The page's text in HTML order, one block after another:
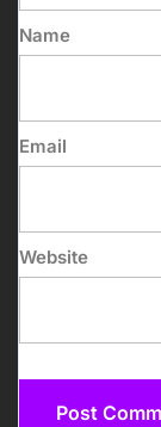
Name
Email
Website